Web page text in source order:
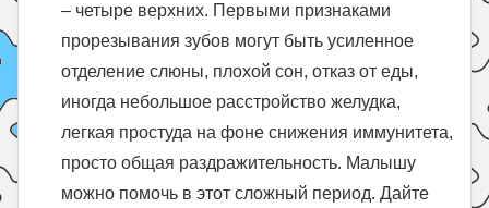
– четыре верхних. Первыми признаками
прорезывания зубов могут быть усиленное
отделение слюны, плохой сон, отказ от еды,
иногда небольшое расстройство желудка,
легкая простуда на фоне снижения иммунитета,
просто общая раздражительность. Малышу
можно помочь в этот сложный период. Дайте